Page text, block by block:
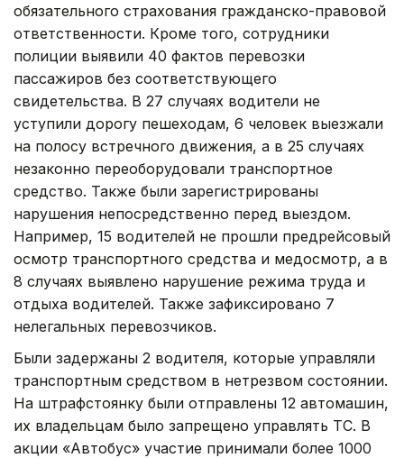
обязательного страхования гражданско-правовой
ответственности. Кроме того, сотрудники
полиции выявили 40 фактов перевозки
пассажиров без соответствующего
свидетельства. В 27 случаях водители не
уступили дорогу пешеходам, 6 человек выезжали
на полосу встречного движения, а в 25 случаях
незаконно переоборудовали транспортное
средство. Также были зарегистрированы
нарушения непосредственно перед выездом.
Например, 15 водителей не прошли предрейсовый
осмотр транспортного средства и медосмотр, а в
8 случаях выявлено нарушение режима труда и
отдыха водителей. Также зафиксировано 7
нелегальных перевозчиков.
Были задержаны 2 водителя, которые управляли
транспортным средством в нетрезвом состоянии.
На штрафстоянку были отправлены 12 автомашин,
их владельцам было запрещено управлять ТС. В
акции «Автобус» участие принимали более 1000